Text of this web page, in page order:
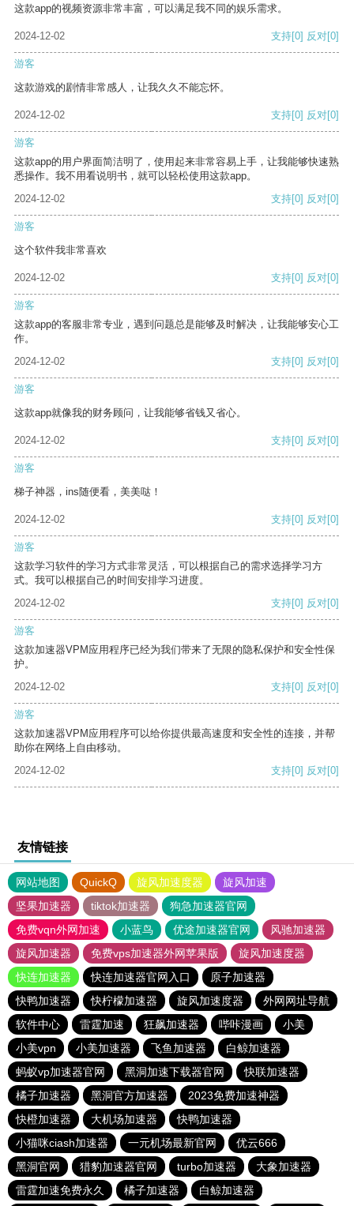
这款app的视频资源非常丰富，可以满足我不同的娱乐需求。
2024-12-02 支持[0] 反对[0]
游客
这款游戏的剧情非常感人，让我久久不能忘怀。
2024-12-02 支持[0] 反对[0]
游客
这款app的用户界面简洁明了，使用起来非常容易上手，让我能够快速熟
悉操作。我不用看说明书，就可以轻松使用这款app。
2024-12-02
支持[0] 反对[0]
游客
这个软件我非常喜欢
2024-12-02 支持[0] 反对[0]
游客
这款app的客服非常专业，遇到问题总是能够及时解决，让我能够安心工
作。
2024-12-02
支持[0] 反对[0]
游客
这款app就像我的财务顾问，让我能够省钱又省心。
2024-12-02 支持[0] 反对[0]
游客
梯子神器，ins随便看，美美哒！
2024-12-02 支持[0] 反对[0]
游客
这款学习软件的学习方式非常灵活，可以根据自己的需求选择学习方
式。我可以根据自己的时间安排学习进度。
2024-12-02
支持[0] 反对[0]
游客
这款加速器VPM应用程序已经为我们带来了无限的隐私保护和安全性保
护。
2024-12-02
支持[0] 反对[0]
游客
这款加速器VPM应用程序可以给你提供最高速度和安全性的连接，并帮
助你在网络上自由移动。
2024-12-02
支持[0] 反对[0]
友情链接
网站地图 QuickQ 旋风加速度器
旋风加速
坚果加速器
tiktok加速器
狗急加速器官网
免费vqn外网加速
小蓝鸟 优途加速器官网
风驰加速器
旋风加速器
免费vps加速器外网苹果版
旋风加速度器
快连加速器
快连加速器官网入口
原子加速器
快鸭加速器
快柠檬加速器 旋风加速度器
外网网址导航
软件中心
雷霆加速 狂飙加速器 哔咔漫画
小美
小美vpn
小美加速器 飞鱼加速器
白鲸加速器
蚂蚁vp加速器官网
黑洞加速下载器官网
快联加速器
橘子加速器
黑洞官方加速器
2023免费加速神器
快橙加速器
大机场加速器
快鸭加速器
小猫咪ciash加速器
一元机场最新官网
优云666
黑洞官网
猎豹加速器官网 turbo加速器
大象加速器
雷霆加速免费永久
橘子加速器 白鲸加速器